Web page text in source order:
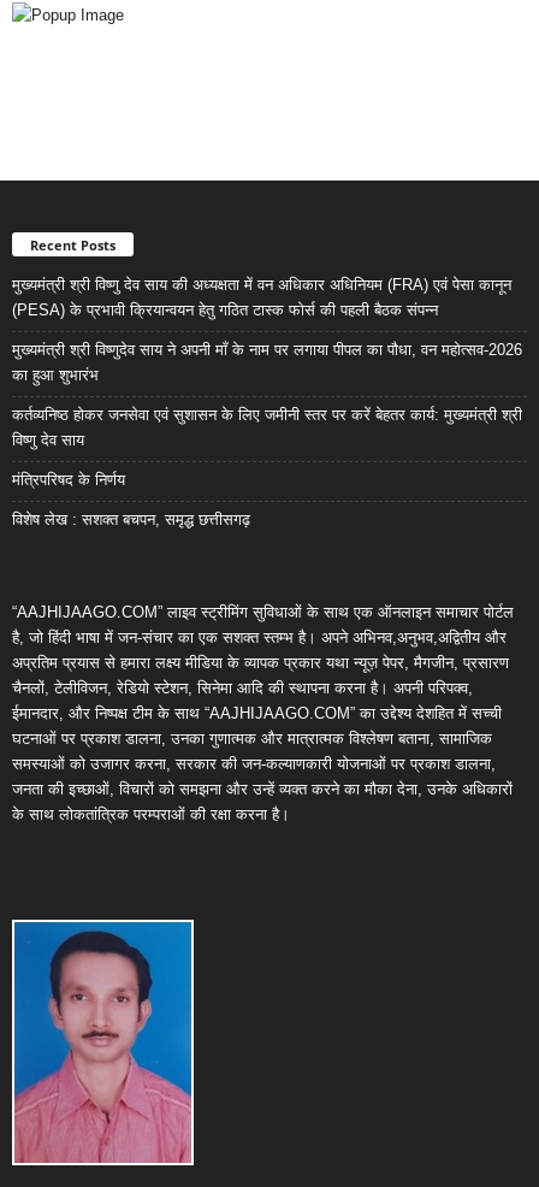
Recent Posts
मुख्यमंत्री श्री विष्णु देव साय की अध्यक्षता में वन अधिकार अधिनियम (FRA) एवं पेसा कानून
(PESA) के प्रभावी क्रियान्वयन हेतु गठित टास्क फोर्स की पहली बैठक संपन्न
मुख्यमंत्री श्री विष्णुदेव साय ने अपनी माँ के नाम पर लगाया पीपल का पौधा, वन महोत्सव-2026
का हुआ शुभारंभ
कर्तव्यनिष्ठ होकर जनसेवा एवं सुशासन के लिए जमीनी स्तर पर करें बेहतर कार्य: मुख्यमंत्री श्री
विष्णु देव साय
मंत्रिपरिषद के निर्णय
विशेष लेख : सशक्त बचपन, समृद्ध छत्तीसगढ़
“AAJHIJAAGO.COM” लाइव स्ट्रीमिंग सुविधाओं के साथ एक ऑनलाइन समाचार पोर्टल
है, जो हिंदी भाषा में जन-संचार का एक सशक्त स्तम्भ है। अपने अभिनव,अनुभव,अद्वितीय और
अप्रतिम प्रयास से हमारा लक्ष्य मीडिया के व्यापक प्रकार यथा न्यूज़ पेपर, मैगजीन, प्रसारण
चैनलों, टेलीविजन, रेडियो स्टेशन, सिनेमा आदि की स्थापना करना है। अपनी परिपक्व,
ईमानदार, और निष्पक्ष टीम के साथ “AAJHIJAAGO.COM” का उद्देश्य देशहित में सच्ची
घटनाओं पर प्रकाश डालना, उनका गुणात्मक और मात्रात्मक विश्लेषण बताना, सामाजिक
समस्याओं को उजागर करना, सरकार की जन-कल्याणकारी योजनाओं पर प्रकाश डालना,
जनता की इच्छाओं, विचारों को समझना और उन्हें व्यक्त करने का मौका देना, उनके अधिकारों
के साथ लोकतांत्रिक परम्पराओं की रक्षा करना है।